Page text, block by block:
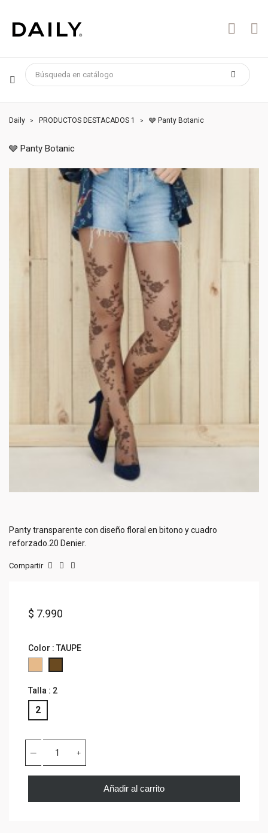
Daily PRODUCTOS DESTACADOS 1 🩶 Panty Botanic
🩶 Panty Botanic
Panty transparente con diseño floral en bitono y cuadro
reforzado.20 Denier.
Compartir
$ 7.990
Color : TAUPE
Talla : 2
2
Añadir al carrito